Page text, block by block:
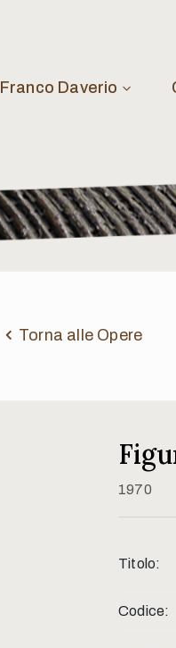
Franco Daverio
Torna alle Opere
1970
Titolo:
Codice: